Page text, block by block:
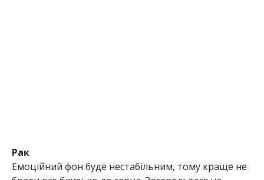
Рак
Емоційний фон буде нестабільним, тому краще не